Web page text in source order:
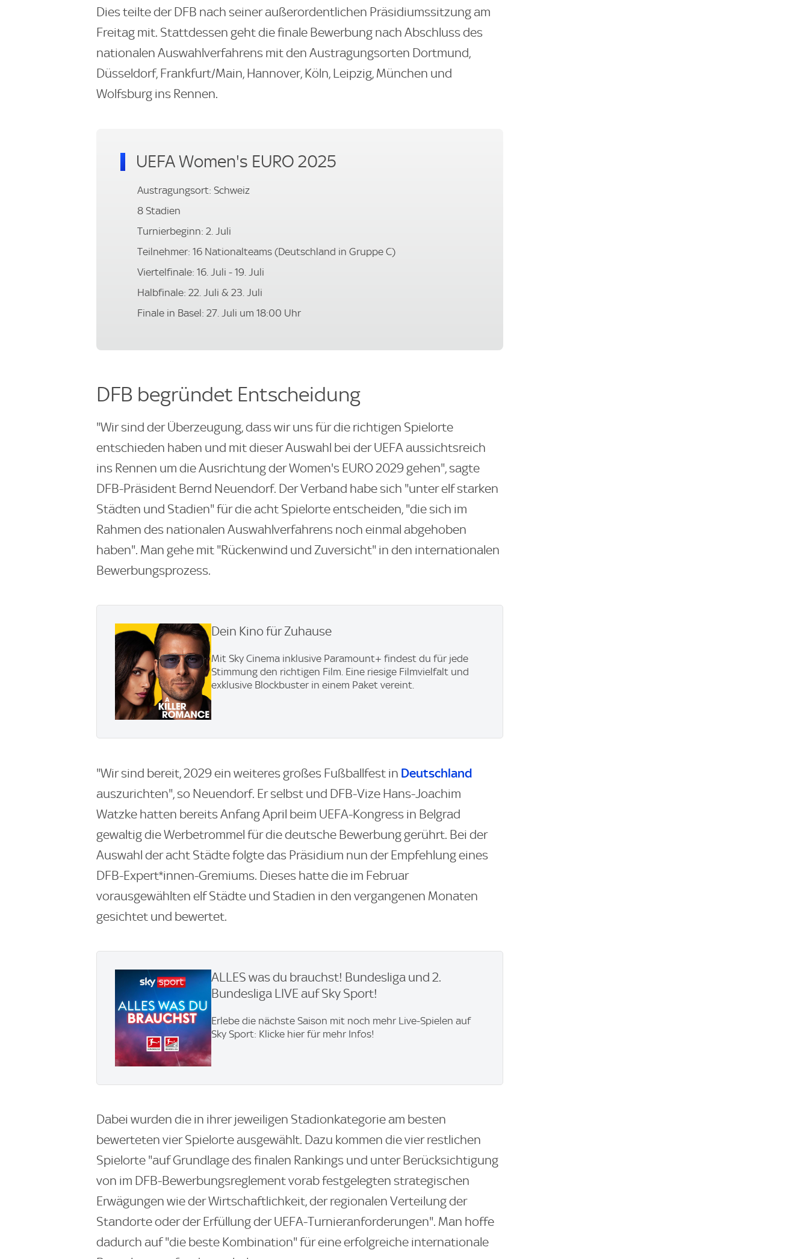
Dies teilte der DFB nach seiner außerordentlichen Präsidiumssitzung am
Freitag mit. Stattdessen geht die finale Bewerbung nach Abschluss des
nationalen Auswahlverfahrens mit den Austragungsorten Dortmund,
Düsseldorf, Frankfurt/Main, Hannover, Köln, Leipzig, München und
Wolfsburg ins Rennen.
UEFA Women's EURO 2025
Austragungsort: Schweiz
8 Stadien
Turnierbeginn: 2. Juli
Teilnehmer: 16 Nationalteams (Deutschland in Gruppe C)
Viertelfinale: 16. Juli - 19. Juli
Halbfinale: 22. Juli & 23. Juli
Finale in Basel: 27. Juli um 18:00 Uhr
DFB begründet Entscheidung
"Wir sind der Überzeugung, dass wir uns für die richtigen Spielorte
entschieden haben und mit dieser Auswahl bei der UEFA aussichtsreich
ins Rennen um die Ausrichtung der Women's EURO 2029 gehen", sagte
DFB-Präsident Bernd Neuendorf. Der Verband habe sich "unter elf starken
Städten und Stadien" für die acht Spielorte entscheiden, "die sich im
Rahmen des nationalen Auswahlverfahrens noch einmal abgehoben
haben". Man gehe mit "Rückenwind und Zuversicht" in den internationalen
Bewerbungsprozess.
Dein Kino für Zuhause
Mit Sky Cinema inklusive Paramount+​ findest du für jede
Stimmung den richtigen Film. Eine riesige Filmvielfalt und
exklusive Blockbuster in einem Paket vereint.
"Wir sind bereit, 2029 ein weiteres großes Fußballfest in Deutschland
auszurichten", so Neuendorf. Er selbst und DFB-Vize Hans-Joachim
Watzke hatten bereits Anfang April beim UEFA-Kongress in Belgrad
gewaltig die Werbetrommel für die deutsche Bewerbung gerührt. Bei der
Auswahl der acht Städte folgte das Präsidium nun der Empfehlung eines
DFB-Expert*innen-Gremiums. Dieses hatte die im Februar
vorausgewählten elf Städte und Stadien in den vergangenen Monaten
gesichtet und bewertet.
ALLES was du brauchst! Bundesliga und 2.
Bundesliga LIVE auf Sky Sport!
Erlebe die nächste Saison mit noch mehr Live-Spielen auf
Sky Sport: Klicke hier für mehr Infos!
Dabei wurden die in ihrer jeweiligen Stadionkategorie am besten
bewerteten vier Spielorte ausgewählt. Dazu kommen die vier restlichen
Spielorte "auf Grundlage des finalen Rankings und unter Berücksichtigung
von im DFB-Bewerbungsreglement vorab festgelegten strategischen
Erwägungen wie der Wirtschaftlichkeit, der regionalen Verteilung der
Standorte oder der Erfüllung der UEFA-Turnieranforderungen". Man hoffe
dadurch auf "die beste Kombination" für eine erfolgreiche internationale